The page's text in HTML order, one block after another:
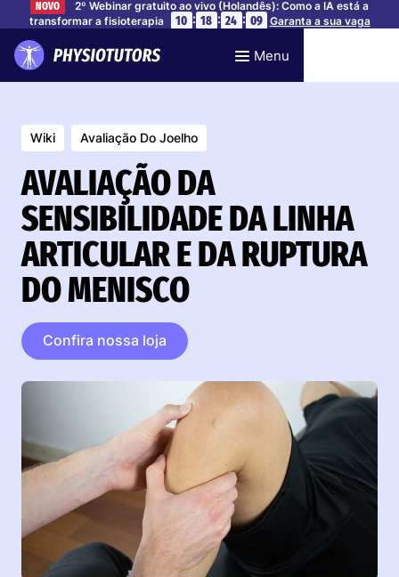
NOVO
2º Webinar gratuito ao vivo (Holandês): Como a IA está a
transformar a fisioterapia
10 : 18 : 24 : 08 Garanta a sua vaga
Menu
Wiki Avaliação Do Joelho
AVALIAÇÃO DA
SENSIBILIDADE DA LINHA
ARTICULAR E DA RUPTURA
DO MENISCO
Confira nossa loja